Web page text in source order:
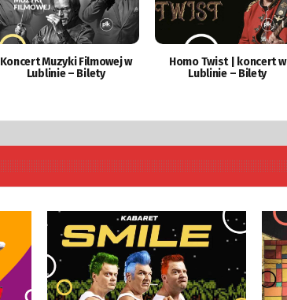
Koncert Muzyki Filmowej w
Lublinie – Bilety
Homo Twist | koncert w
Lublinie – Bilety